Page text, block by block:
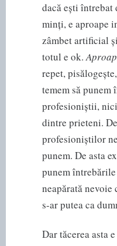
dacă ești întrebat
minți, e aproape
zâmbet artificial
totul e ok.
repet,
temem să
profesioniștii,
dintre prieteni.
profesioniștilor
punem. De asta
punem
neapărată nevoie
s-ar putea ca
Dar tăcerea asta